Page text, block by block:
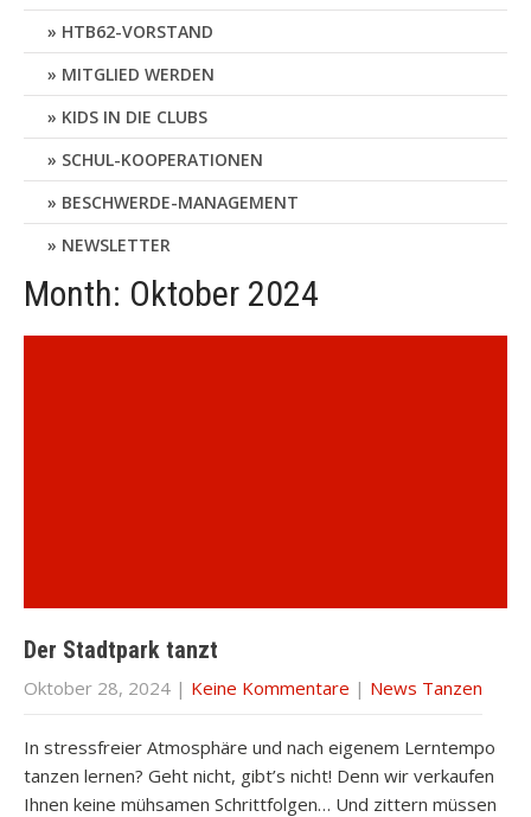
HTB62-VORSTAND
MITGLIED WERDEN
KIDS IN DIE CLUBS
SCHUL-KOOPERATIONEN
BESCHWERDE-MANAGEMENT
NEWSLETTER
Month: Oktober 2024
Der Stadtpark tanzt
Oktober 28, 2024 | Keine Kommentare | News Tanzen
In stressfreier Atmosphäre und nach eigenem Lerntempo
tanzen lernen? Geht nicht, gibt’s nicht! Denn wir verkaufen
Ihnen keine mühsamen Schrittfolgen… Und zittern müssen